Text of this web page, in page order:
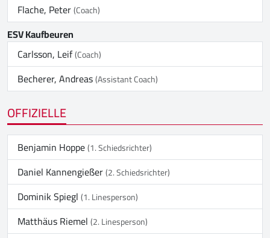
Flache, Peter(Coach)
ESV Kaufbeuren
Carlsson, Leif(Coach)
Becherer, Andreas(Assistant Coach)
OFFIZIELLE
Benjamin Hoppe(1. Schiedsrichter)
Daniel Kannengießer(2. Schiedsrichter)
Dominik Spiegl(1. Linesperson)
Matthäus Riemel(2. Linesperson)